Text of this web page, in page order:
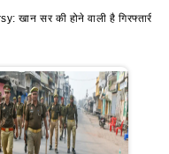
खान सर की होने वाली है